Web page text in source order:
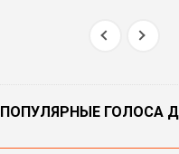
ПОПУЛЯРНЫЕ ГОЛОСА